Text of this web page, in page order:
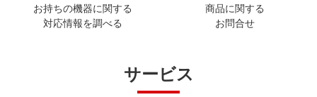
お持ちの機器に関する
対応情報を調べる
商品に関する
お問合せ
サービス